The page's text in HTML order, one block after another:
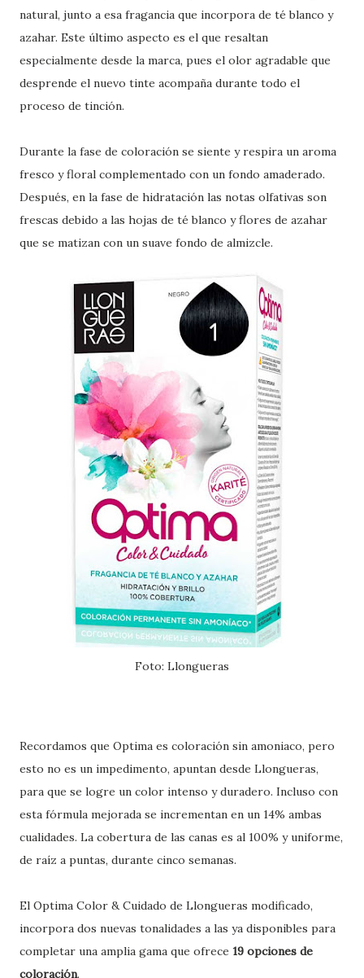
natural, junto a esa fragancia que incorpora de té blanco y
azahar. Este último aspecto es el que resaltan
especialmente desde la marca, pues el olor agradable que
desprende el nuevo tinte acompaña durante todo el
proceso de tinción.
Durante la fase de coloración se siente y respira un aroma
fresco y floral complementado con un fondo amaderado.
Después, en la fase de hidratación las notas olfativas son
frescas debido a las hojas de té blanco y flores de azahar
que se matizan con un suave fondo de almizcle.
Foto: Llongueras
Recordamos que Optima es coloración sin amoniaco, pero
esto no es un impedimento, apuntan desde Llongueras,
para que se logre un color intenso y duradero. Incluso con
esta fórmula mejorada se incrementan en un 14% ambas
cualidades. La cobertura de las canas es al 100% y uniforme,
de raíz a puntas, durante cinco semanas.
El Optima Color & Cuidado de Llongueras modificado,
incorpora dos nuevas tonalidades a las ya disponibles para
completar una amplia gama que ofrece 19 opciones de
coloración.